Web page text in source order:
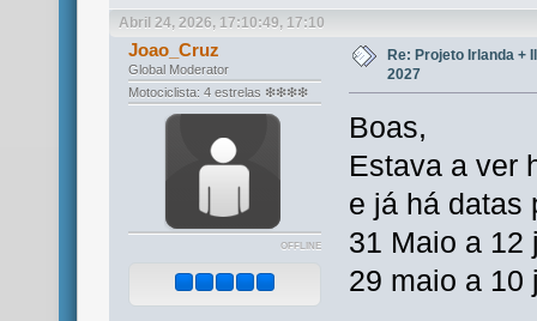
Abril 24, 2026, 17:10:49, 17:10
Joao_Cruz
Global Moderator
Motociclista: 4 estrelas ❇❇❇❇
OFFLINE
Re: Projeto Irlanda +
2027
Boas,
Estava a ver
e já há datas
31 Maio a 12
29 maio a 10